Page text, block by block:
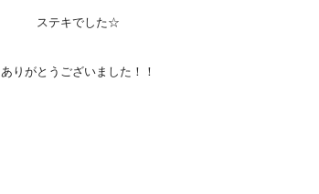
ステキでした☆
ありがとうございました！！